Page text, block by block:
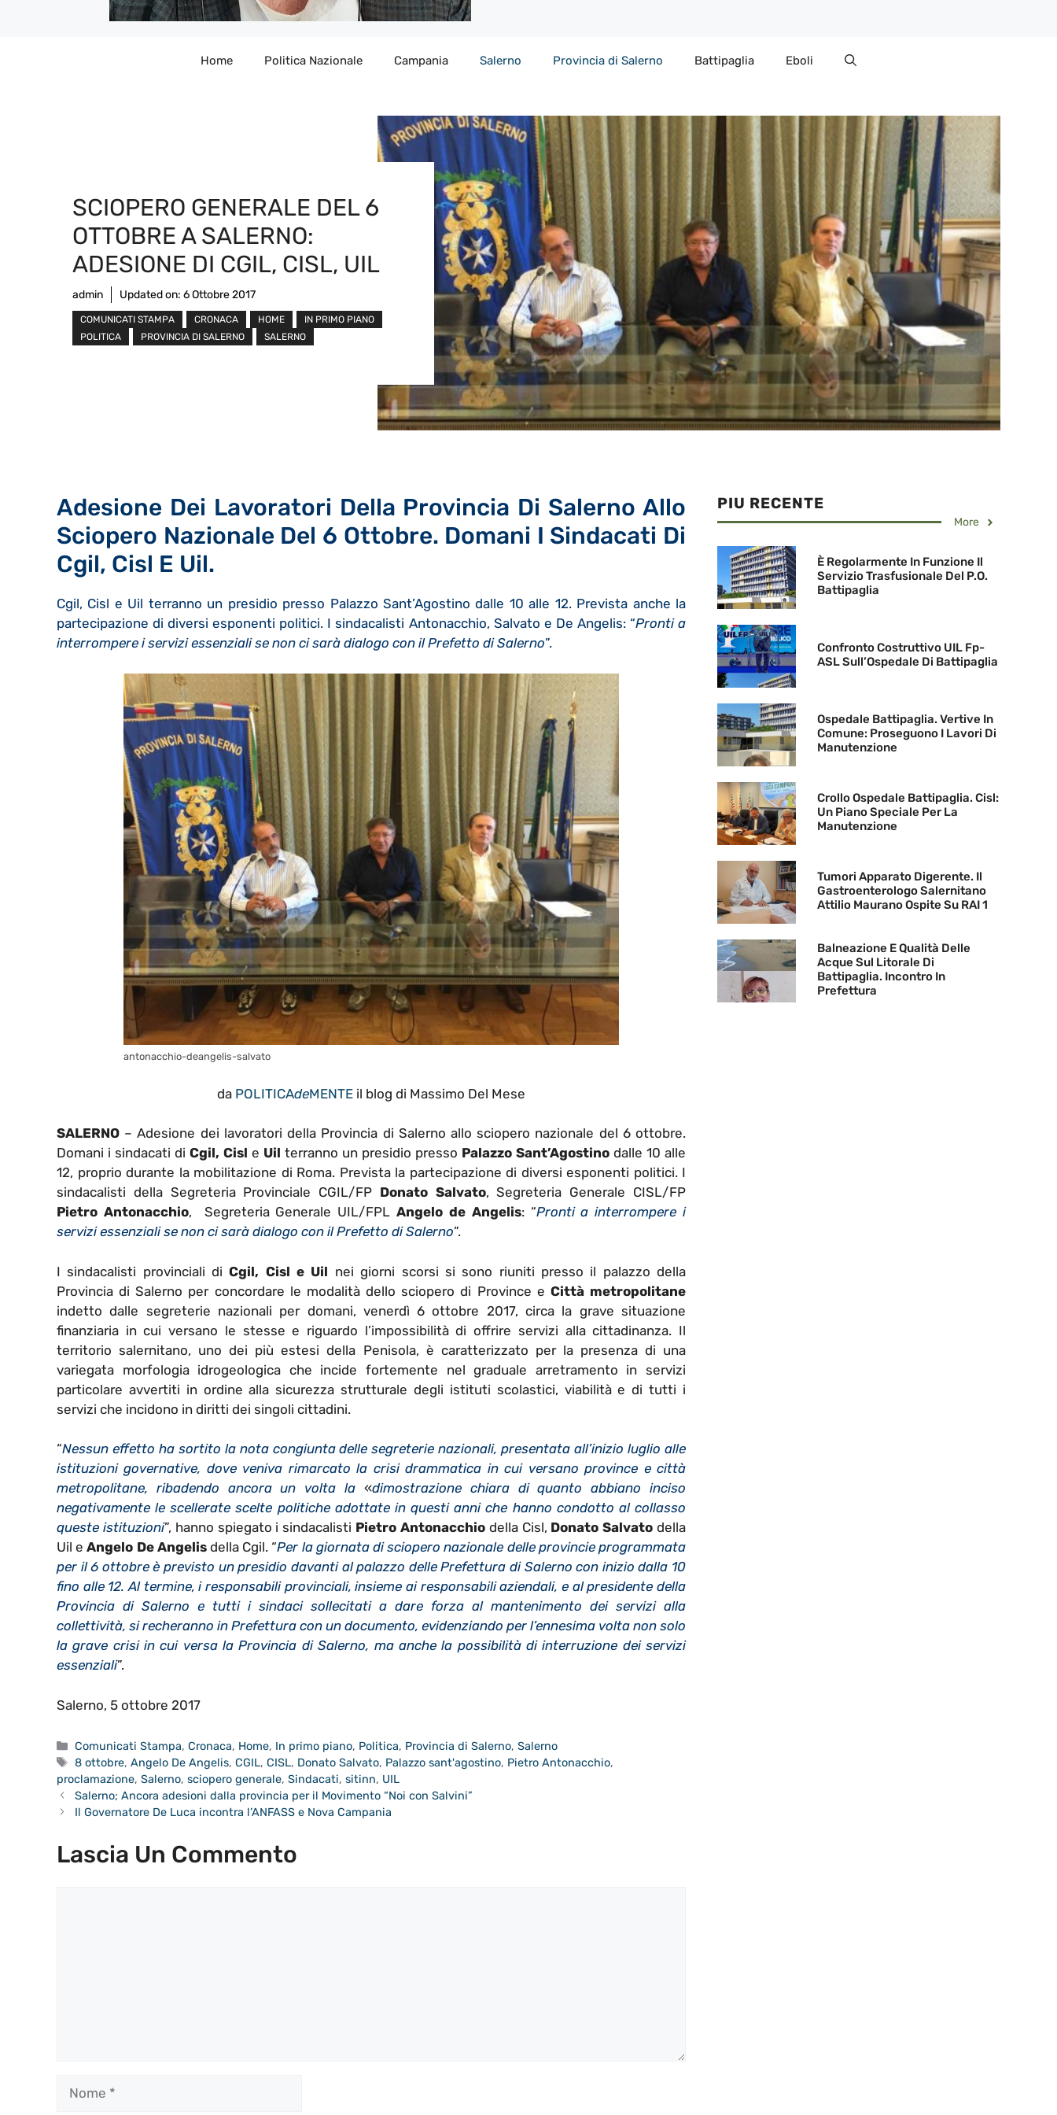
Home Politica Nazionale Campania Salerno Provincia di Salerno Battipaglia Eboli
SCIOPERO GENERALE DEL 6
OTTOBRE A SALERNO:
ADESIONE DI CGIL, CISL, UIL
admin Updated on: 6 Ottobre 2017
COMUNICATI STAMPA CRONACA HOME
IN PRIMO PIANO
POLITICA
PROVINCIA DI SALERNO SALERNO
Adesione Dei Lavoratori Della Provincia Di Salerno Allo
Sciopero Nazionale Del 6 Ottobre. Domani I Sindacati Di
Cgil, Cisl E Uil.
Cgil, Cisl e Uil terranno un presidio presso Palazzo Sant’Agostino dalle 10 alle 12. Prevista anche la
partecipazione di diversi esponenti politici. I sindacalisti Antonacchio, Salvato e De Angelis: “Pronti a
interrompere i servizi essenziali se non ci sarà dialogo con il Prefetto di Salerno”.
antonacchio-deangelis-salvato
da POLITICAdeMENTE il blog di Massimo Del Mese
SALERNO – Adesione dei lavoratori della Provincia di Salerno allo sciopero nazionale del 6 ottobre.
Domani i sindacati di Cgil, Cisl e Uil terranno un presidio presso Palazzo Sant’Agostino dalle 10 alle
12, proprio durante la mobilitazione di Roma. Prevista la partecipazione di diversi esponenti politici. I
sindacalisti della Segreteria Provinciale CGIL/FP Donato Salvato, Segreteria Generale CISL/FP
Pietro Antonacchio, Segreteria Generale UIL/FPLAngelo de Angelis: “Pronti a interrompere i
servizi essenziali se non ci sarà dialogo con il Prefetto di Salerno”.
I sindacalisti provinciali di Cgil, Cisl e Uil nei giorni scorsi si sono riuniti presso il palazzo della
Provincia di Salerno per concordare le modalità dello sciopero di Province e Città metropolitane
indetto dalle segreterie nazionali per domani, venerdì 6 ottobre 2017, circa la grave situazione
finanziaria in cui versano le stesse e riguardo l’impossibilità di offrire servizi alla cittadinanza. Il
territorio salernitano, uno dei più estesi della Penisola, è caratterizzato per la presenza di una
variegata morfologia idrogeologica che incide fortemente nel graduale arretramento in servizi
particolare avvertiti in ordine alla sicurezza strutturale degli istituti scolastici, viabilità e di tutti i
servizi che incidono in diritti dei singoli cittadini.
“Nessun effetto ha sortito la nota congiunta delle segreterie nazionali, presentata all’inizio luglio alle
istituzioni governative, dove veniva rimarcato la crisi drammatica in cui versano province e città
metropolitane, ribadendo ancora un volta la «dimostrazione chiara di quanto abbiano inciso
negativamente le scellerate scelte politiche adottate in questi anni che hanno condotto al collasso
queste istituzioni”, hanno spiegato i sindacalisti Pietro Antonacchiodella Cisl, Donato Salvato della
Uil eAngelo De Angelisdella Cgil. “Per la giornata di sciopero nazionale delle provincie programmata
per il 6 ottobre è previsto un presidio davanti al palazzo delle Prefettura di Salerno con inizio dalla 10
fino alle 12. Al termine, i responsabili provinciali, insieme ai responsabili aziendali, e al presidente della
Provincia di Salerno e tutti i sindaci sollecitati a dare forza al mantenimento dei servizi alla
collettività, si recheranno in Prefettura con un documento, evidenziando per l’ennesima volta non solo
la grave crisi in cui versa la Provincia di Salerno, ma anche la possibilità di interruzione dei servizi
essenziali”.
Salerno, 5 ottobre 2017
Categorie
Comunicati Stampa,Cronaca, Home, In primo piano, Politica, Provincia di Salerno,Salerno
Tag
8 ottobre,Angelo De Angelis,CGIL,CISL, Donato Salvato, Palazzo sant'agostino, Pietro Antonacchio,
proclamazione, Salerno, sciopero generale, Sindacati, sitinn, UIL
Salerno; Ancora adesioni dalla provincia per il Movimento “Noi con Salvini”
Il Governatore De Luca incontra l’ANFASS e Nova Campania
Lascia Un Commento
PIU RECENTE
More
È Regolarmente In Funzione Il
Servizio Trasfusionale Del P.O.
Battipaglia
Confronto Costruttivo UIL Fp-
ASL Sull’Ospedale Di Battipaglia
Ospedale Battipaglia. Vertive In
Comune: Proseguono I Lavori Di
Manutenzione
Crollo Ospedale Battipaglia. Cisl:
Un Piano Speciale Per La
Manutenzione
Tumori Apparato Digerente. Il
Gastroenterologo Salernitano
Attilio Maurano Ospite Su RAI 1
Balneazione E Qualità Delle
Acque Sul Litorale Di
Battipaglia. Incontro In
Prefettura